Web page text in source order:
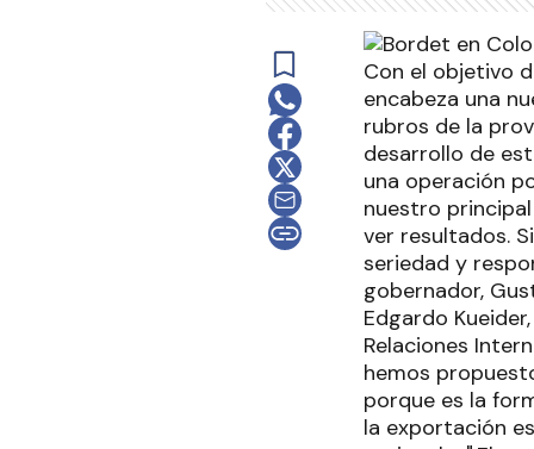
Con el objetivo
encabeza una
rubros de la
desarrollo de
una operación
nuestro
ver resultados.
seriedad y
gobernador,
Edgardo
Relaciones
hemos
porque es la
la exportación